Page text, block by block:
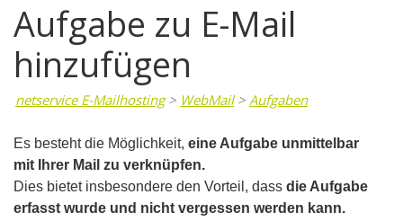
Aufgabe zu E-Mail
hinzufügen
netservice E-Mailhosting> WebMail> Aufgaben
Es besteht die Möglichkeit, eine Aufgabe unmittelbar
mit Ihrer Mail zu verknüpfen.
Dies bietet insbesondere den Vorteil, dass die Aufgabe
erfasst wurde und nicht vergessen werden kann.